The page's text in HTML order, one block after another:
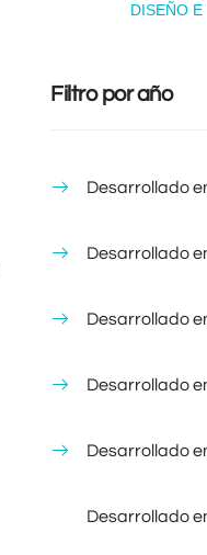
DISEÑO
Filtro por año
Desarrollado
Desarrollado
Desarrollado
Desarrollado
Desarrollado
Desarrollado